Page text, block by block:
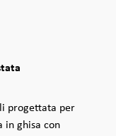
progettata per
in ghisa con